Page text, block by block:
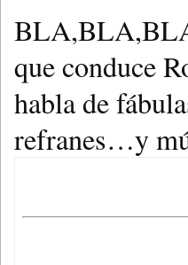
que conduce
habla de
refranes…y